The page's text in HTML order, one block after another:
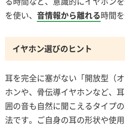
を使い、 音情報から離れる時間
イヤホン選びのヒント
耳を完全に塞がない「開放型（
ホンや、骨伝導イヤホンなど、
囲の音も自然に聞こえるタイプ
法です。ご自身の耳の形状や使